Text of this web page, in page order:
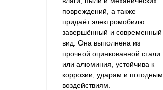
повреждений, а также
придаёт электромобилю
завершённый и современный
вид. Она выполнена из
прочной оцинкованной стали
или алюминия, устойчива к
коррозии, ударам и погодным
воздействиям.